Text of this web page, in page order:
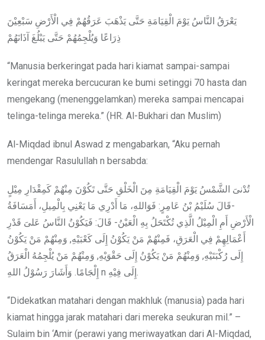
يَعْرَقُ النَّاسُ يَوْمَ الْقِيَامَةِ حَتَّى يَذْهَبَ عَرَقُهُمْ فِي الْأَرْضِ سَبْعِيْنَ
ذِرَاعًا وَيُلْجِمُهُمْ حَتَّى يَبْلُغَ آذَانَهُمْ
“Manusia berkeringat pada hari kiamat sampai-sampai
keringat mereka bercucuran ke bumi setinggi 70 hasta dan
mengekang (menenggelamkan) mereka sampai mencapai
telinga-telinga mereka.” (HR. Al-Bukhari dan Muslim)
Al-Miqdad ibnul Aswad z mengabarkan, “Aku pernah
mendengar Rasulullah n bersabda:
تُدْنىَ الشَّمْسُ يَوْمَ الْقِيَامَةِ مِنَ الْخَلْقِ حَتَّى تَكُوْنَ مِنْهُمْ كَمِقْدَارِ مِيْلٍ
-قَالَ سُلَيْمُ بْنُ عَامِرٍ: فَوَاللهِ، مَا أَدْرِي مَا يَعْنِي بِالْمِيلِ، أَمَسَافَةُ
الْأَرْضِ أَمِ الْمِيْلُ الَّذِي تُكْتَحَلُ بِهِ الْعَيْنُ- قَالَ: فَيَكُوْنُ النَّاسُ عَلىَ قَدْرِ
أَعْمَالِهِمْ فِي الْعَرَقِ، فَمِنْهُمْ مَنْ يَكُوْنُ إِلَى كَعْبَيْهِ, وَمِنْهُمْ مَنْ يَكُوْنُ
إِلَى رُكْبَتَيْهِ, وَمِنْهُمْ مَنْ يَكُوْنُ إِلَى حَقْوَيْهِ, وَمِنْهُمْ مَنْ يُلْجِمُهُ الْعَرَقُ
“Didekatkan matahari dengan makhluk (manusia) pada hari
kiamat hingga jarak matahari dari mereka seukuran mil.” –
Sulaim bin ‘Amir (perawi yang meriwayatkan dari Al-Miqdad,